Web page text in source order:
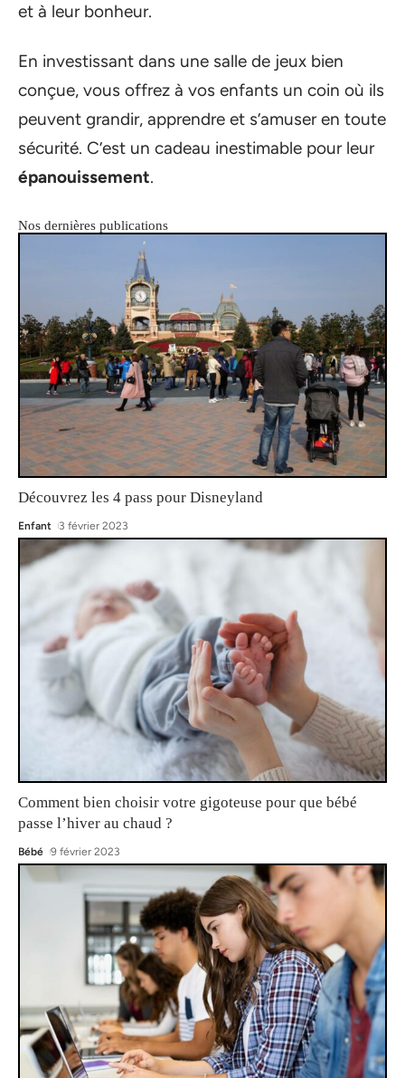
et à leur bonheur.
En investissant dans une salle de jeux bien
conçue, vous offrez à vos enfants un coin où ils
peuvent grandir, apprendre et s’amuser en toute
sécurité. C’est un cadeau inestimable pour leur
épanouissement.
Nos dernières publications
Découvrez les 4 pass pour Disneyland
Enfant 3 février 2023
Comment bien choisir votre gigoteuse pour que bébé
passe l’hiver au chaud ?
Bébé 9 février 2023